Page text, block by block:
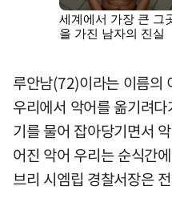
루안남(72)이라는 이름의
우리에서 악어를 옮기려
기를 물어 잡아당기면서
어진 악어 우리는 순식간
브리 시엠립 경찰서장은